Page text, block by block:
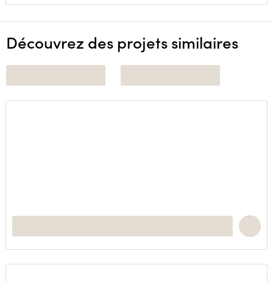
Découvrez des projets similaires